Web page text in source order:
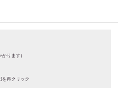
ります）
を再クリック